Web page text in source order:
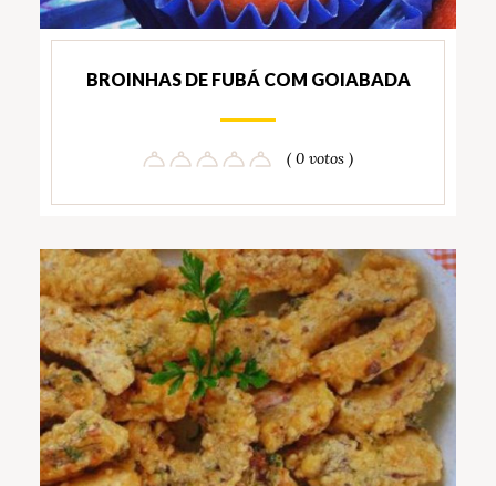
BROINHAS DE FUBÁ COM GOIABADA
( 0 votos )